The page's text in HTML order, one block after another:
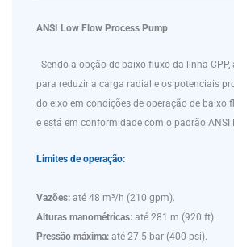
ANSI Low Flow Process Pump
Sendo a opção de baixo fluxo da linha CPP,
para reduzir a carga radial e os potenciais
do eixo em condições de operação de baixo
e está em conformidade com o padrão ANSI
Limites de operação:
Vazões: até 48 m³/h (210 gpm).
Alturas manométricas: até 281 m (920 ft).
Pressão máxima: até 27.5 bar (400 psi).